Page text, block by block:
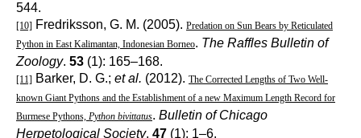
544.
[10] Fredriksson, G. M. (2005). Predation on Sun Bears by Reticulated
Python in East Kalimantan, Indonesian Borneo. The Raffles Bulletin of
Zoology. 53 (1): 165–168.
[11] Barker, D. G.; et al. (2012). The Corrected Lengths of Two Well-
known Giant Pythons and the Establishment of a new Maximum Length Record for
Burmese Pythons, Python bivittatus. Bulletin of Chicago
Herpetological Society. 47 (1): 1–6.